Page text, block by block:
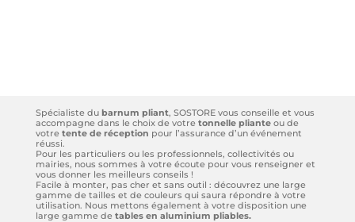
Spécialiste du barnum pliant, SOSTORE vous conseille et vous
accompagne dans le choix de votre tonnelle plianteou de
votretente de réception pour l’assurance d’un événement
réussi.
Pour les particuliers ou les professionnels, collectivités ou
mairies, nous sommes à votre écoute pour vous renseigner et
vous donner les meilleurs conseils !
Facile à monter, pas cher et sans outil : découvrez une large
gamme de tailles et de couleurs qui saura répondre à votre
utilisation. Nous mettons également à votre disposition une
large gamme de tables en aluminium pliables.